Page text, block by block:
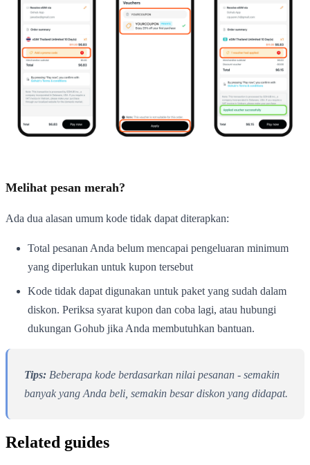
Melihat pesan merah?
Ada dua alasan umum kode tidak dapat diterapkan:
Total pesanan Anda belum mencapai pengeluaran minimum
yang diperlukan untuk kupon tersebut
Kode tidak dapat digunakan untuk paket yang sudah dalam
diskon. Periksa syarat kupon dan coba lagi, atau hubungi
dukungan Gohub jika Anda membutuhkan bantuan.
Tips: Beberapa kode berdasarkan nilai pesanan - semakin
banyak yang Anda beli, semakin besar diskon yang didapat.
Related guides